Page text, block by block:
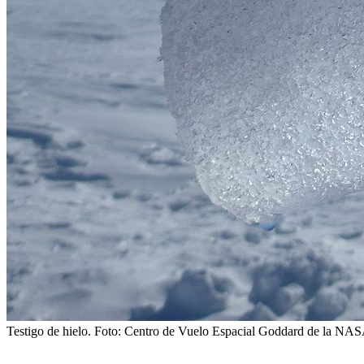
Testigo de hielo. Foto: Centro de Vuelo Espacial Goddard de la